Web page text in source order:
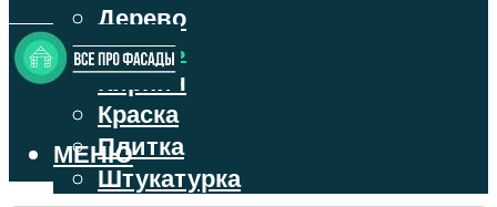
Дерево
Камень
Кирпич
Краска
Плитка
Штукатурка
МЕНЮ